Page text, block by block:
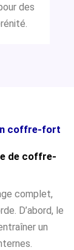
des
coffre-fort
de coffre-
complet,
D’abord, le
un